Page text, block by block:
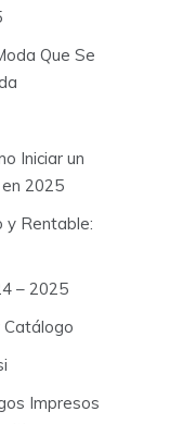
Que Se
Iniciar un
2025
y Rentable:
– 2025
Catálogo
Impresos